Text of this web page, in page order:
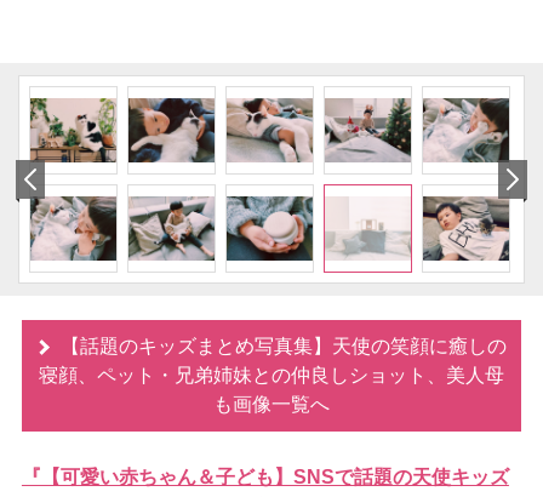
【話題のキッズまとめ写真集】天使の笑顔に癒しの
寝顔、ペット・兄弟姉妹との仲良しショット、美人母
も画像一覧へ
『【可愛い赤ちゃん＆子ども】SNSで話題の天使キッズ